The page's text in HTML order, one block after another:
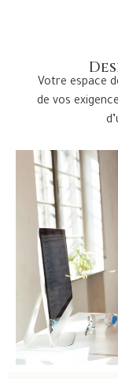
Votre espace
de vos